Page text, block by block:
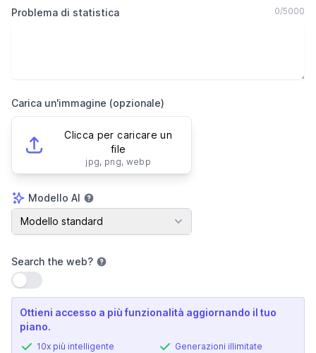
Problema di statistica 0/5000
Carica un'immagine (opzionale)
Clicca per caricare un
file
jpg, png, webp
Modello AI
Modello AI
Modello standard
Search the web?
Usa impostazione
Ottieni accesso a più funzionalità aggiornando il tuo
piano.
10x più intelligente
Generazioni illimitate